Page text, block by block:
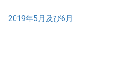
2019年5月及び6月